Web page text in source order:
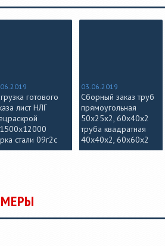
готового
лист НЛГ
стали 09г2с
03.06.2019
Сборный заказ труб
прямоугольная
50х25х2, 60х40х2
труба квадратная
40х40х2, 60х60х2